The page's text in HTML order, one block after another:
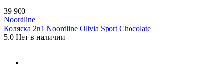
39 900
Noordline
Коляска 2в1 Noordline Olivia Sport Chocolate
5.0 Нет в наличии